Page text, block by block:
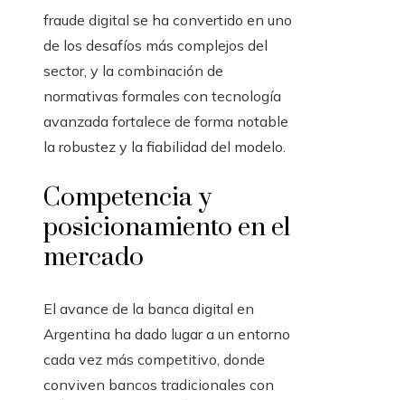
fraude digital se ha convertido en uno
de los desafíos más complejos del
sector, y la combinación de
normativas formales con tecnología
avanzada fortalece de forma notable
la robustez y la fiabilidad del modelo.
Competencia y
posicionamiento en el
mercado
El avance de la banca digital en
Argentina ha dado lugar a un entorno
cada vez más competitivo, donde
conviven bancos tradicionales con